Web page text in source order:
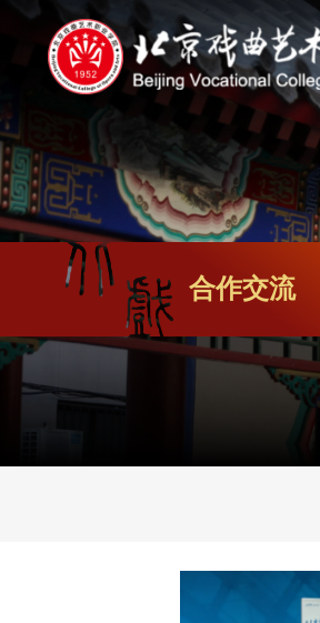
合作交流